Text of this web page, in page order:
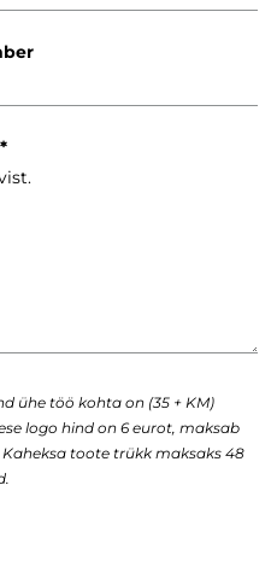
ühe töö kohta on (35 + KM)
logo hind on 6 eurot, maksab
toote trükk maksaks 48